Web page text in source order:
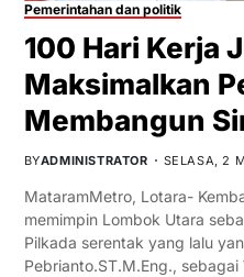
Pemerintahan dan politik
100 Hari Kerja
Maksimalkan
Membangun
BYADMINISTRATOR SELASA, 2
MataramMetro, Lotara-
memimpin Lombok Utara
Pilkada serentak yang lalu
Pebrianto.ST.M.Eng.,